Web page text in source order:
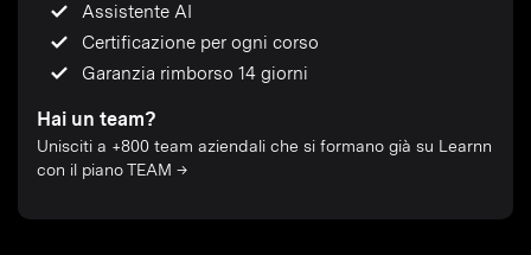
Assistente AI
Certificazione per ogni corso
Garanzia rimborso 14 giorni
Hai un team?
Unisciti a +800 team aziendali che si formano già su Learnn
con il piano TEAM →